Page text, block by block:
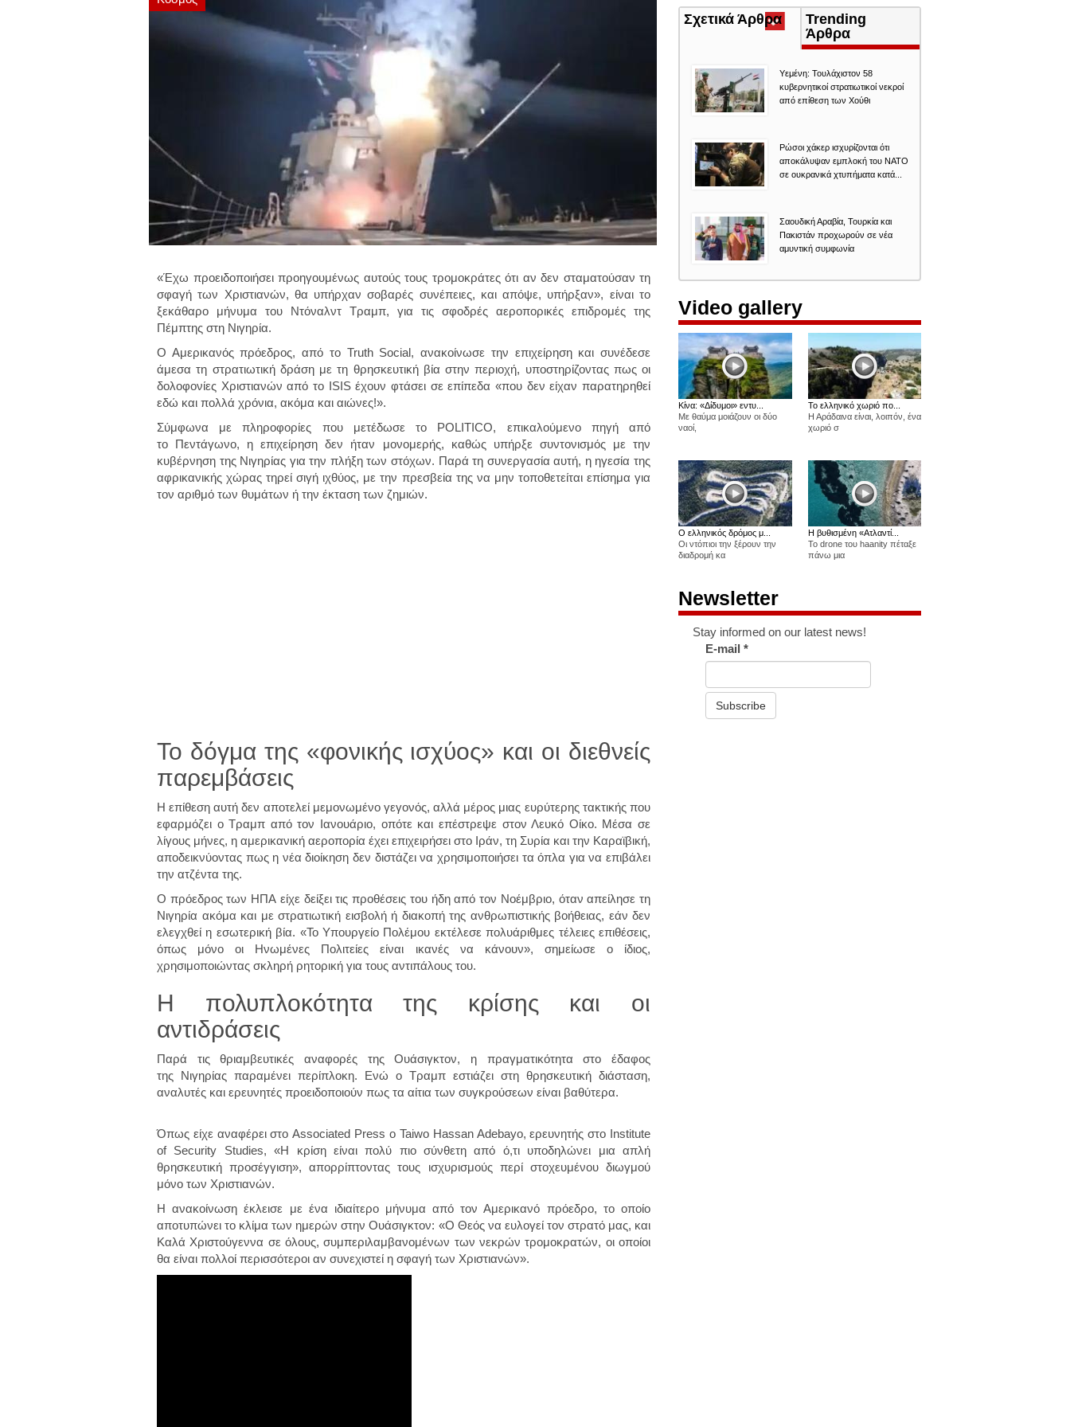
«Έχω προειδοποιήσει προηγουμένως αυτούς τους τρομοκράτες ότι αν δεν σταματούσαν τη
σφαγή των Χριστιανών, θα υπήρχαν σοβαρές συνέπειες, και απόψε, υπήρξαν», είναι το
ξεκάθαρο μήνυμα του Ντόναλντ Τραμπ, για τις σφοδρές αεροπορικές επιδρομές της
Πέμπτης στη Νιγηρία.
Ο Αμερικανός πρόεδρος, από το Truth Social, ανακοίνωσε την επιχείρηση και συνέδεσε
άμεσα τη στρατιωτική δράση με τη θρησκευτική βία στην περιοχή, υποστηρίζοντας πως οι
δολοφονίες Χριστιανών από το ISIS έχουν φτάσει σε επίπεδα «που δεν είχαν παρατηρηθεί
εδώ και πολλά χρόνια, ακόμα και αιώνες!».
Σύμφωνα με πληροφορίες που μετέδωσε το POLITICO, επικαλούμενο πηγή από
το Πεντάγωνο, η επιχείρηση δεν ήταν μονομερής, καθώς υπήρξε συντονισμός με την
κυβέρνηση της Νιγηρίας για την πλήξη των στόχων. Παρά τη συνεργασία αυτή, η ηγεσία της
αφρικανικής χώρας τηρεί σιγή ιχθύος, με την πρεσβεία της να μην τοποθετείται επίσημα για
τον αριθμό των θυμάτων ή την έκταση των ζημιών.
Το δόγμα της «φονικής ισχύος» και οι διεθνείς
παρεμβάσεις
Η επίθεση αυτή δεν αποτελεί μεμονωμένο γεγονός, αλλά μέρος μιας ευρύτερης τακτικής που
εφαρμόζει ο Τραμπ από τον Ιανουάριο, οπότε και επέστρεψε στον Λευκό Οίκο. Μέσα σε
λίγους μήνες, η αμερικανική αεροπορία έχει επιχειρήσει στο Ιράν, τη Συρία και την Καραϊβική,
αποδεικνύοντας πως η νέα διοίκηση δεν διστάζει να χρησιμοποιήσει τα όπλα για να επιβάλει
την ατζέντα της.
Ο πρόεδρος των ΗΠΑ είχε δείξει τις προθέσεις του ήδη από τον Νοέμβριο, όταν απείλησε τη
Νιγηρία ακόμα και με στρατιωτική εισβολή ή διακοπή της ανθρωπιστικής βοήθειας, εάν δεν
ελεγχθεί η εσωτερική βία. «Το Υπουργείο Πολέμου εκτέλεσε πολυάριθμες τέλειες επιθέσεις,
όπως μόνο οι Ηνωμένες Πολιτείες είναι ικανές να κάνουν», σημείωσε ο ίδιος,
χρησιμοποιώντας σκληρή ρητορική για τους αντιπάλους του.
Η πολυπλοκότητα της κρίσης και οι
αντιδράσεις
Παρά τις θριαμβευτικές αναφορές της Ουάσιγκτον, η πραγματικότητα στο έδαφος
της Νιγηρίας παραμένει περίπλοκη. Ενώ ο Τραμπ εστιάζει στη θρησκευτική διάσταση,
αναλυτές και ερευνητές προειδοποιούν πως τα αίτια των συγκρούσεων είναι βαθύτερα.
Όπως είχε αναφέρει στο Associated Press ο Taiwo Hassan Adebayo, ερευνητής στο Institute
of Security Studies, «Η κρίση είναι πολύ πιο σύνθετη από ό,τι υποδηλώνει μια απλή
θρησκευτική προσέγγιση», απορρίπτοντας τους ισχυρισμούς περί στοχευμένου διωγμού
μόνο των Χριστιανών.
Η ανακοίνωση έκλεισε με ένα ιδιαίτερο μήνυμα από τον Αμερικανό πρόεδρο, το οποίο
αποτυπώνει το κλίμα των ημερών στην Ουάσιγκτον: «Ο Θεός να ευλογεί τον στρατό μας, και
Καλά Χριστούγεννα σε όλους, συμπεριλαμβανομένων των νεκρών τρομοκρατών, οι οποίοι
θα είναι πολλοί περισσότεροι αν συνεχιστεί η σφαγή των Χριστιανών».
Σχετικά Άρθρα (ενεργή
καρτέλα)
Trending
Άρθρα
Υεμένη: Τουλάχιστον 58
κυβερνητικοί στρατιωτικοί νεκροί
από επίθεση των Χούθι
Ρώσοι χάκερ ισχυρίζονται ότι
αποκάλυψαν εμπλοκή του ΝΑΤΟ
σε ουκρανικά χτυπήματα κατά...
Σαουδική Αραβία, Τουρκία και
Πακιστάν προχωρούν σε νέα
αμυντική συμφωνία
Video gallery
Κίνα: «Δίδυμοι» εντυ...
Με θαύμα μοιάζουν οι δύο
ναοί,
Το ελληνικό χωριό πο...
Η Αράδαινα είναι, λοιπόν, ένα
χωριό σ
Ο ελληνικός δρόμος μ...
Οι ντόπιοι την ξέρουν την
διαδρομή κα
Η βυθισμένη «Ατλαντί...
Το drone του haanity πέταξε
πάνω μια
Newsletter
Stay informed on our latest news!
E-mail*
Subscribe